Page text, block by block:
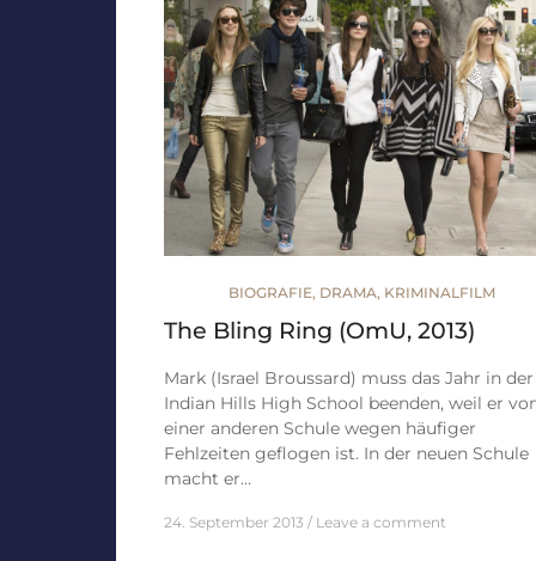
BIOGRAFIE, DRAMA, KRIMINALFILM
The Bling Ring (OmU, 2013)
Mark (Israel Broussard) muss das Jahr in der
Indian Hills High School beenden, weil er
einer anderen Schule wegen häufiger
Fehlzeiten geflogen ist. In der neuen Schule
macht er…
24. September 2013 Leave a comment